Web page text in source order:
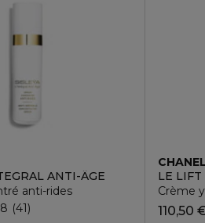
ANTI-ÂGE
anti-rides
41
CHANEL
LE LIFT
Crème
110,50